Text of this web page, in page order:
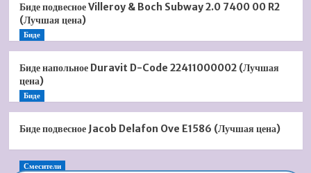
Биде подвесное Villeroy & Boch Subway 2.0 7400 00 R2
(Лучшая цена)
Биде
Биде напольное Duravit D-Code 22411000002 (Лучшая
цена)
Биде
Биде подвесное Jacob Delafon Ove E1586 (Лучшая цена)
Смесители